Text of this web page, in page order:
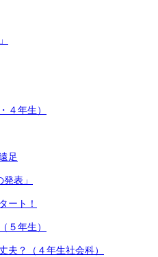
４年生）
足
表」
ート！
５年生）
夫？（４年生社会科）